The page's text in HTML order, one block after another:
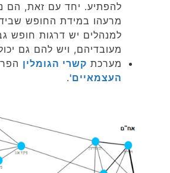
להפתיע. יחד עם זאת, הם
מרעהו במידת החופש
למנהלים יש דרגות חופש
מעובדיהם, ויש להם גם
מערכת קשרי הגומלין
העצמאיים'.